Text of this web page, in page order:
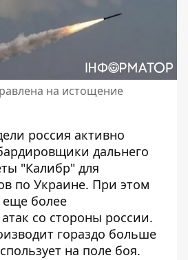
​​на истощение
россия активно
дальнего
"Калибр" для
по Украине. При этом
более
со стороны россии.
гораздо больше
на поле боя.